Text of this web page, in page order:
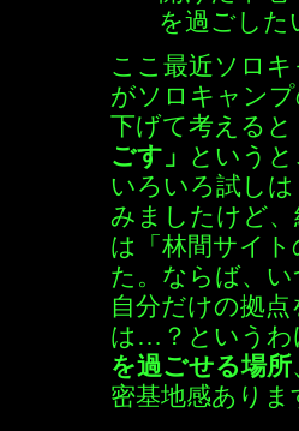
を過ごした
ここ最近ソロ
がソロキャン
下げて考えると
ごす」
という
いろいろ試し
みましたけど
は「林間サイ
た。ならば、
自分だけの拠
は…？というわ
を過ごせる場所
密基地感ありま